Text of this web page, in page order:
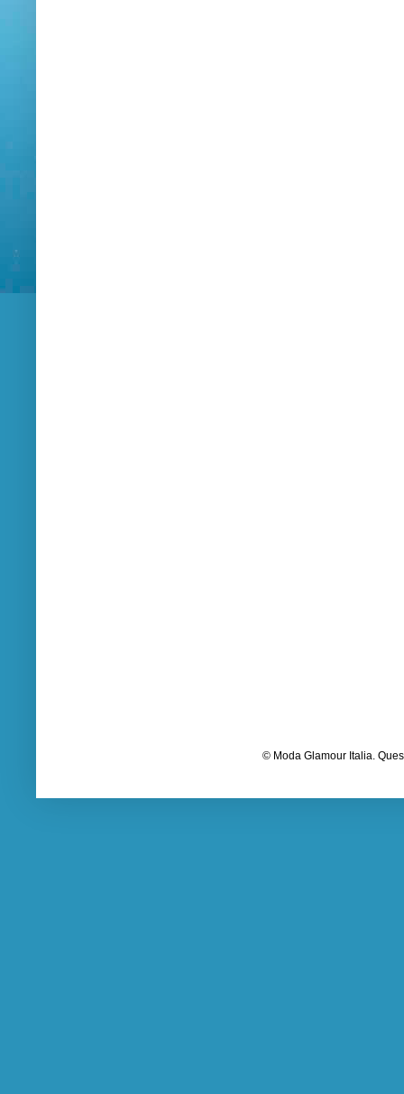
© Moda Glamour Italia.